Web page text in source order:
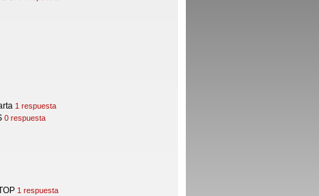
1 respuesta
0 respuesta
1 respuesta